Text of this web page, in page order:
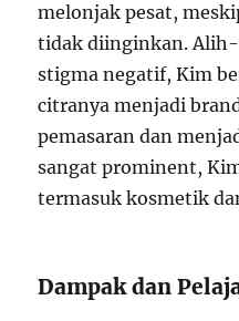
melonjak pesat,
tidak diinginkan.
stigma negatif, Kim
citranya menjadi
pemasaran dan
sangat prominent,
termasuk kosmetik
Dampak dan